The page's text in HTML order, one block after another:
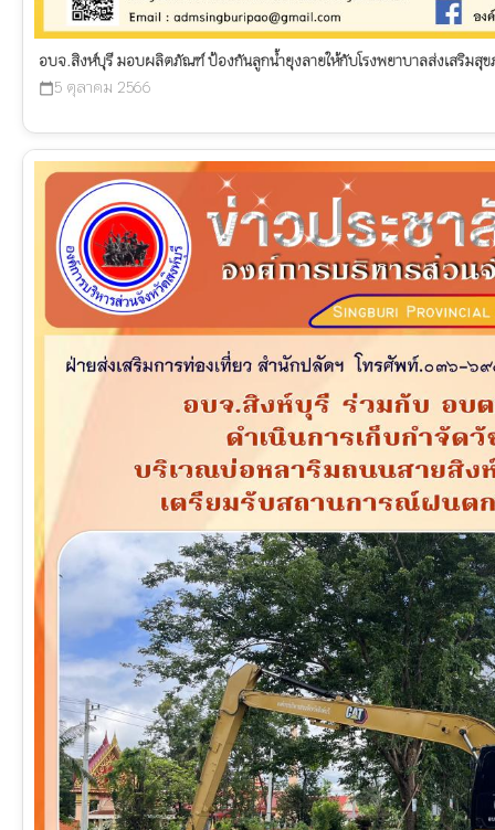
อบจ.สิงห์บุรี มอบผลิตภัณฑ์ ป้องกันลูกน้ำยุงลายให้กับโรงพยาบาลส่งเสริมสุ
calendar_today5 ตุลาคม 2566